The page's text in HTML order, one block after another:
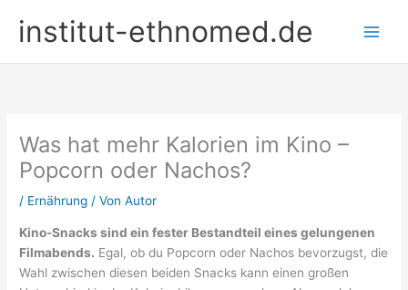
Inhaltinstitut-ethnomed.de
Was hat mehr Kalorien im Kino –
Popcorn oder Nachos?
/ Ernährung / VonAutor
Kino-Snacks sind ein fester Bestandteil eines gelungenen
Filmabends. Egal, ob du Popcorn oder Nachos bevorzugst, die
Wahl zwischen diesen beiden Snacks kann einen großen